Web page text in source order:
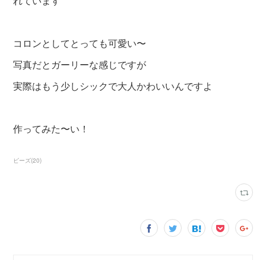
コロンとしてとっても可愛い〜
写真だとガーリーな感じですが
実際はもう少しシックで大人かわいいんですよ
作ってみた〜い！
ビーズ(20)